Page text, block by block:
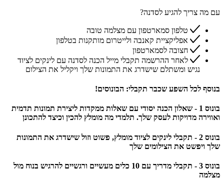
עם מה צריך להגיע לסדנה?
טלפון סמארטפון עם מצלמה טובה
אפליקציית קאנבה ולייטרום מותקנות בטלפון
חצובה לסמארטפון
לאחר ההרשמה תקבלי מייל הכנה לסדנה עם לינקים לציוד
נגיש ומשתלם שישדרג את התמונות שלך ויקליל את הצילום
בנוסף לכל השפע שכבר תקבלי: הבונוסים!
בונוס 1 - שאלון הכנה יסודי עם שאלות ממקדות ליצירת תמונות תדמית
ואווירה מדויקות לעסק שלך. תלמדי מה מומלץ להכין וכיצד להתכונן
בונוס 2 - תקבלי לינקים לציוד מומלץ, פשוט וזול שישדרג את התמונות
שלך ויפשט את הצילומים שלך
בונוס 3 - תקבלי מדריך עם 10 כלים מעשיים ורגשיים להרגיש בנוח מול
מצלמה